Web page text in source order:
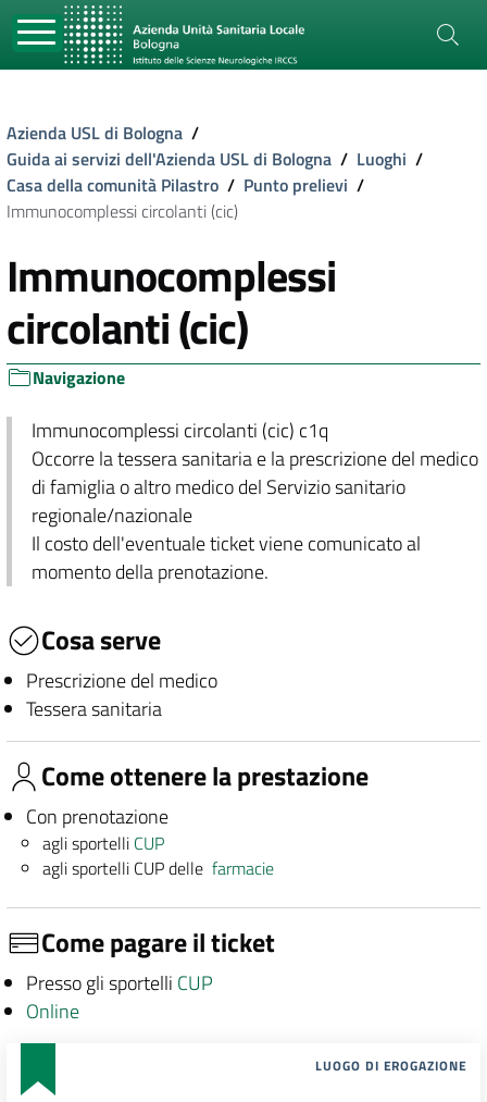
Azienda USL di Bologna /
Guida ai servizi dell'Azienda USL di Bologna / Luoghi /
Casa della comunità Pilastro / Punto prelievi /
Immunocomplessi circolanti (cic)
Immunocomplessi
circolanti (cic)
Navigazione
Immunocomplessi circolanti (cic) c1q
Occorre la tessera sanitaria e la prescrizione del medico
di famiglia o altro medico del Servizio sanitario
regionale/nazionale
Il costo dell'eventuale ticket viene comunicato al
momento della prenotazione.
Cosa serve
Prescrizione del medico
Tessera sanitaria
Come ottenere la prestazione
Con prenotazione
agli sportelli CUP
agli sportelli CUP dellefarmacie
Come pagare il ticket
Presso gli sportelli CUP
Online
LUOGO DI EROGAZIONE